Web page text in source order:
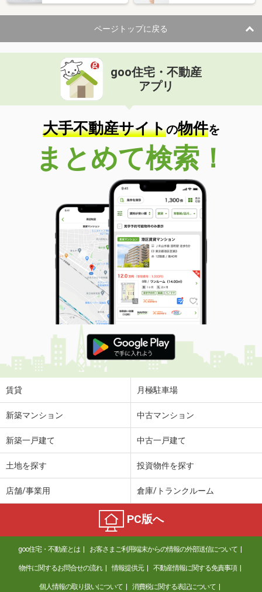
住 所
愛媛県松山市宮西３丁目
専有面積 19.87m²
間取り
1K
愛媛県松山市西石井２丁目
価 格
住 所
愛媛県松山市西石井２丁目
専有面積 75.58m²
間取り
3LDK
愛媛県松山市土居田町
価 格
4.30万円
愛媛県松山市土居田町
26.08m²
間取り
1K
愛媛県松山市宮西３丁目
価 格
3.60万円
住 所
愛媛県松山市宮西３丁目
専有面積 19.87m²
間取り
1K
愛媛県松山市畑寺２丁目
価 格
5.40万円
住 所
愛媛県松山市畑寺２丁目
専有面積
愛媛県東温市志津川
5.30万円
愛媛県伊予市米湊
4.40万円
住 所
愛媛県伊予市米湊
専有面積 23.18m²
間取り
1K
愛媛県松山市北吉田町
ページトップに戻る
goo住宅・不動産
アプリ
大手不動産サイトの物件を
まとめて検索！
賃貸 月極駐車場
新築マンション 中古マンション
新築一戸建て 中古一戸建て
土地を探す 投資物件を探す
店舗/事業用 倉庫/トランクルーム
PC版へ
goo住宅・不動産とは お客さまご利用端末からの情報の外部送信について
物件に関するお問合せの流れ 情報提供元 不動産情報に関する免責事項
個人情報の取り扱いについて 消費税に関する表記について